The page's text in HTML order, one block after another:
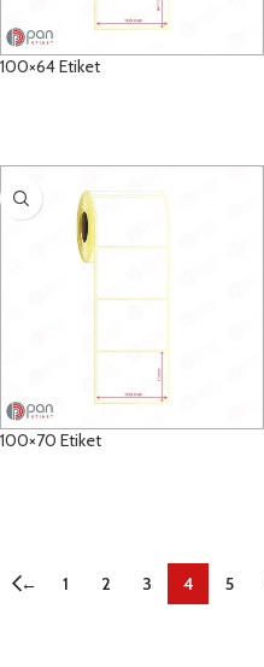
100×64 Etiket
100×70 Etiket
← 1 2 3 4 5